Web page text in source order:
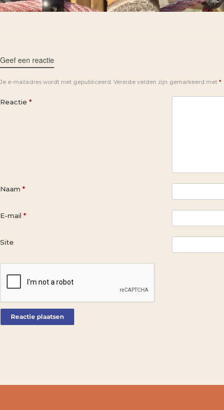
Geef een reactie
Je e-mailadres wordt niet gepubliceerd. Vereiste velden zijn gemarkeerd met *
Reactie *
Naam *
E-mail *
Site